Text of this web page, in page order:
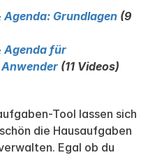
Grundlagen (9
Agenda für
(11 Videos)
Tool lassen sich
die Hausaufgaben
Egal ob du